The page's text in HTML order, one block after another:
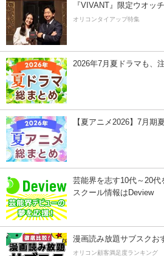
『VIVANT』限定ウオッ
オリコンタイアップ特集
2026年7月夏ドラマも、
【夏アニメ2026】7月期
芸能界を志す10代～20代
スクール情報はDeview
漫画読み放題サブスクお
オリコン顧客満足度ランキング